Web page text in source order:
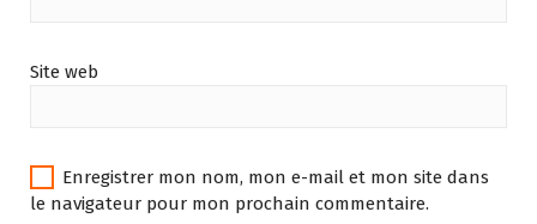
Site web
Enregistrer mon nom, mon e-mail et mon site dans
le navigateur pour mon prochain commentaire.